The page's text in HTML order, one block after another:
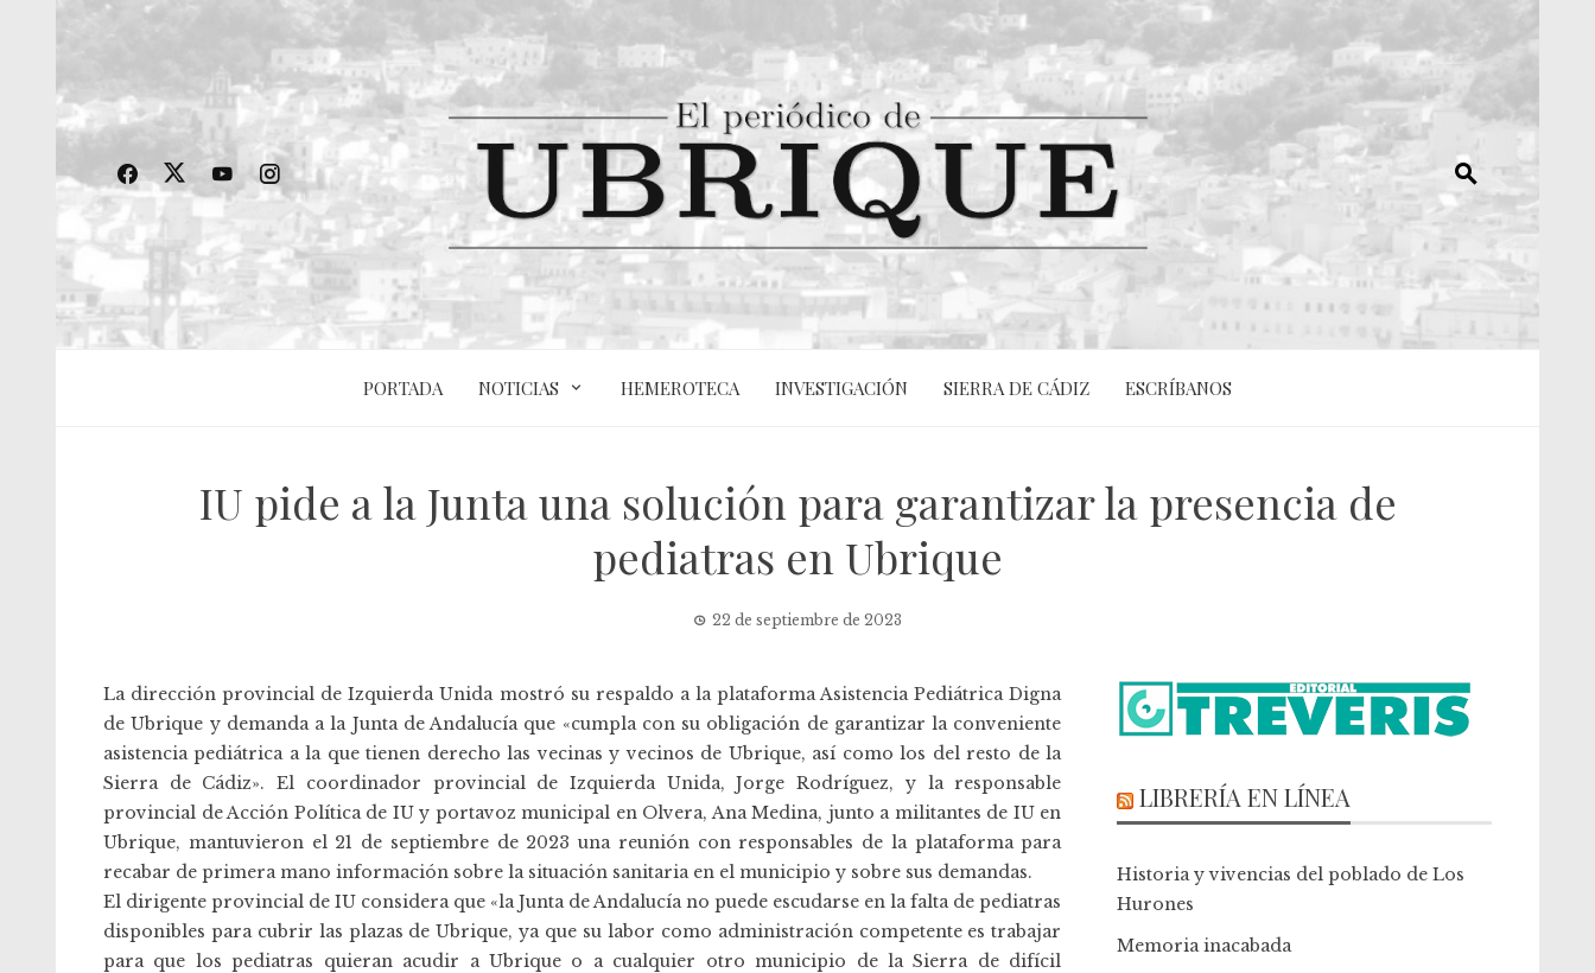
PORTADA NOTICIAS HEMEROTECA INVESTIGACIÓN SIERRA DE CÁDIZ ESCRÍBANOS
IU pide a la Junta una solución para garantizar la presencia de
pediatras en Ubrique
22 de septiembre de 2023
La dirección provincial de Izquierda Unida mostró su respaldo a la plataforma Asistencia Pediátrica Digna
de Ubrique y demanda a la Junta de Andalucía que «cumpla con su obligación de garantizar la conveniente
asistencia pediátrica a la que tienen derecho las vecinas y vecinos de Ubrique, así como los del resto de la
Sierra de Cádiz». El coordinador provincial de Izquierda Unida, Jorge Rodríguez, y la responsable
provincial de Acción Política de IU y portavoz municipal en Olvera, Ana Medina, junto a militantes de IU en
Ubrique, mantuvieron el 21 de septiembre de 2023 una reunión con responsables de la plataforma para
recabar de primera mano información sobre la situación sanitaria en el municipio y sobre sus demandas.
El dirigente provincial de IU considera que «la Junta de Andalucía no puede escudarse en la falta de pediatras
disponibles para cubrir las plazas de Ubrique, ya que su labor como administración competente es trabajar
para que los pediatras quieran acudir a Ubrique o a cualquier otro municipio de la Sierra de difícil
LIBRERÍA EN LÍNEA
Historia y vivencias del poblado de Los
Hurones
Memoria inacabada